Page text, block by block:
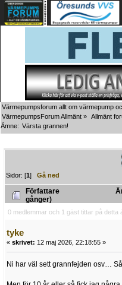
Värmepumpsforum allt om värmepump
VärmepumpsForum Allmänt » Allmänt
Ämne: Värsta grannen!
Sidor: [1]Gå ned
Författare
gånger)
0 medlemmar och 1 gäst tittar på detta
tyke
« skrivet: 12 maj 2026, 22:18:55 »
Ni har väl sett grannfejden osv…